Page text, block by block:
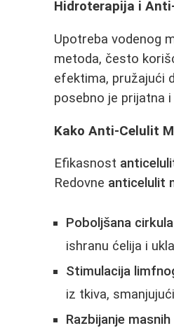
Hidroterapija i
Upotreba vodenog
metoda, često
efektima, pružajući
posebno je prijatna
Kako Anti-Celulit
Efikasnost
Redovne anticelulit
Poboljšana
ishranu ćelija i
Stimulacija
iz tkiva,
Razbijanje